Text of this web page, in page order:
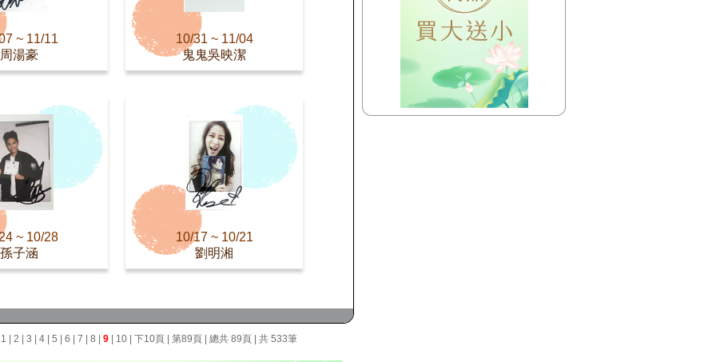
~ 11/11
周湯豪
10/31 ~ 11/04
鬼鬼吳映潔
~ 10/28
孫子涵
10/17 ~ 10/21
劉明湘
1 2 3 4| 5 6 7 8 9| 10| 下10頁| 第89頁| 總共 89頁 | 共 533筆